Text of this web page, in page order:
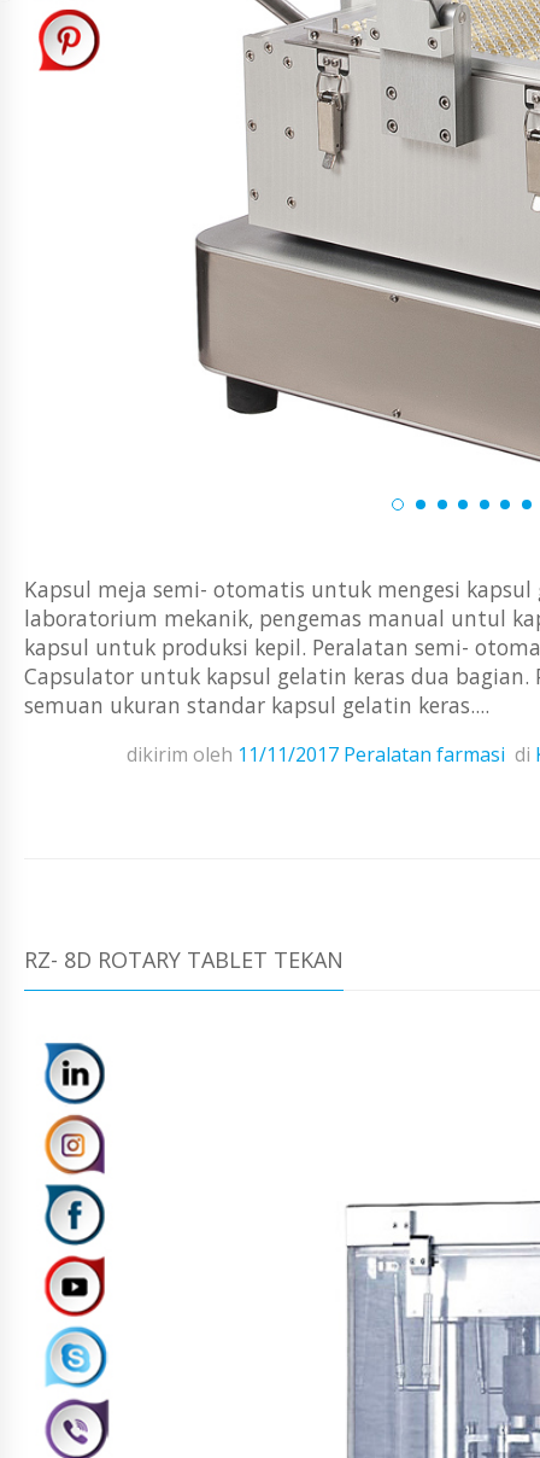
Kapsul meja semi- otomatis untuk mengesi
laboratorium mekanik, pengemas manual untul
kapsul untuk produksi kepil. Peralatan semi-
Capsulator untuk kapsul gelatin keras dua
semuan ukuran standar kapsul gelatin keras....
dikirim oleh 11/11/2017 Peralatan farmasi di
RZ- 8D ROTARY TABLET TEKAN